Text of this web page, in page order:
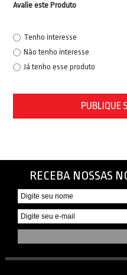
Avalie este Produto
Tenho interesse
Não tenho interesse
Já tenho esse produto
PUBLIQUE
RECEBA NOSSAS